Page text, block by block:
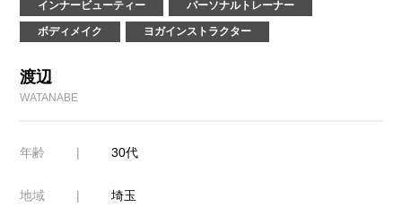
インナービューティー パーソナルトレーナー
ボディメイク ヨガインストラクター
渡辺
WATANABE
年齢 30代
地域 埼玉